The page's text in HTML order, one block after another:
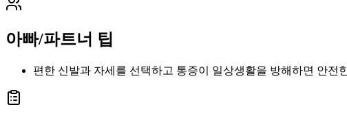
아빠/파트너 팁
편한 신발과 자세를 선택하고 통증이 일상생활을 방해하면 안전